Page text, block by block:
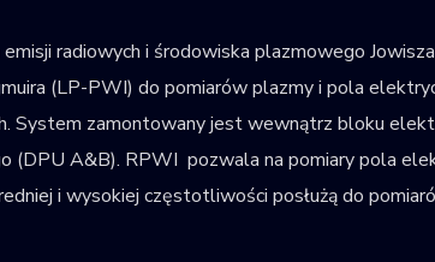
radiowych i środowiska plazmowego
(LP-PWI) do pomiarów plazmy i pola
zamontowany jest wewnątrz bloku
(DPU A&B). RPWI pozwala na pomiary pola
i wysokiej częstotliwości posłużą do